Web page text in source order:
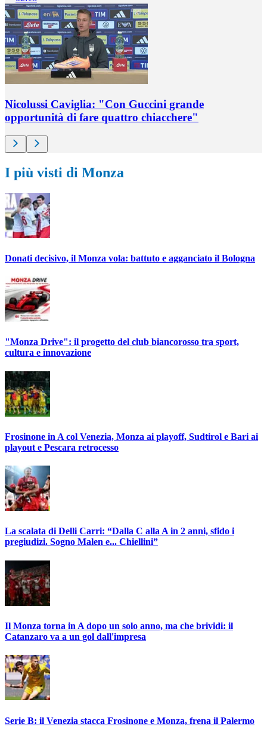
Nicolussi Caviglia: "Con Guccini grande
opportunità di fare quattro chiacchere"
I più visti di Monza
Donati decisivo, il Monza vola: battuto e agganciato il Bologna
"Monza Drive": il progetto del club biancorosso tra sport,
cultura e innovazione
Frosinone in A col Venezia, Monza ai playoff, Sudtirol e Bari ai
playout e Pescara retrocesso
La scalata di Delli Carri: “Dalla C alla A in 2 anni, sfido i
pregiudizi. Sogno Malen e... Chiellini”
Il Monza torna in A dopo un solo anno, ma che brividi: il
Catanzaro va a un gol dall'impresa
Serie B: il Venezia stacca Frosinone e Monza, frena il Palermo